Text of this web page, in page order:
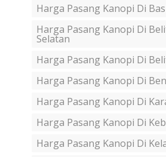
Harga Pasang Kanopi Di
Harga Pasang Kanopi Di
Selatan
Harga Pasang Kanopi Di
Harga Pasang Kanopi Di
Harga Pasang Kanopi Di
Harga Pasang Kanopi Di
Harga Pasang Kanopi Di